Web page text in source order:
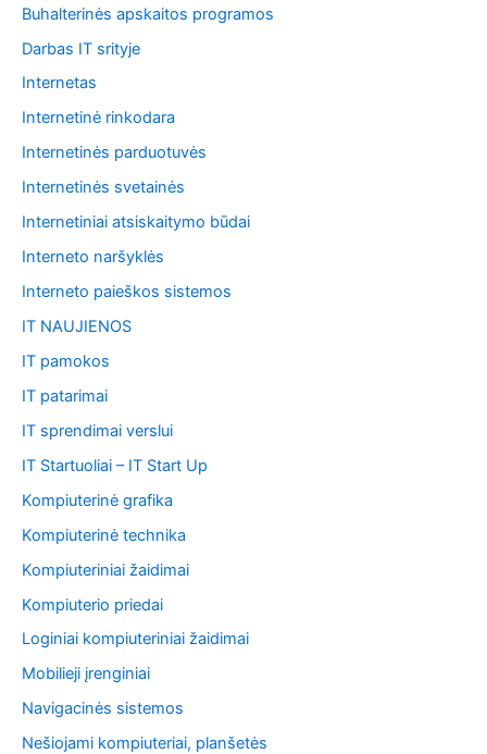
Buhalterinės apskaitos programos
Darbas IT srityje
Internetas
Internetinė rinkodara
Internetinės parduotuvės
Internetinės svetainės
Internetiniai atsiskaitymo būdai
Interneto naršyklės
Interneto paieškos sistemos
IT NAUJIENOS
IT pamokos
IT patarimai
IT sprendimai verslui
IT Startuoliai – IT Start Up
Kompiuterinė grafika
Kompiuterinė technika
Kompiuteriniai žaidimai
Kompiuterio priedai
Loginiai kompiuteriniai žaidimai
Mobilieji įrenginiai
Navigacinės sistemos
Nešiojami kompiuteriai, planšetės